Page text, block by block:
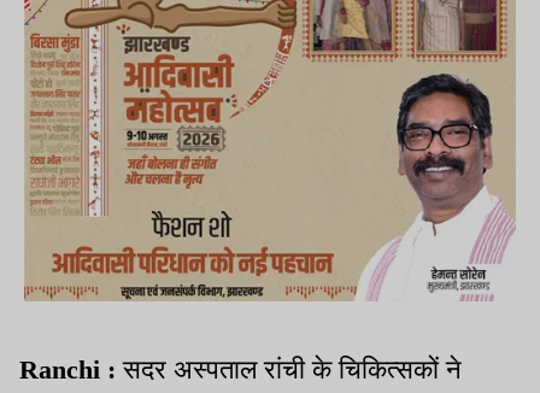
Ranchi : सदर अस्पताल रांची के चिकित्सकों ने